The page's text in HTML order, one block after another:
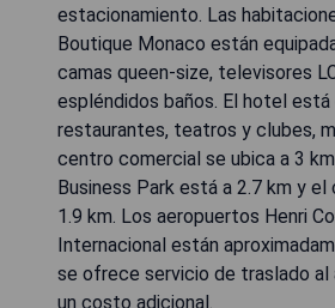
estacionamiento. Las
Boutique Monaco están
camas queen-size, televisores
espléndidos baños. El hotel
restaurantes, teatros y clubes,
centro comercial se ubica a 3
Business Park está a 2.7 km y
1.9 km. Los aeropuertos Henri
Internacional están
se ofrece servicio de traslado al
un costo adicional.